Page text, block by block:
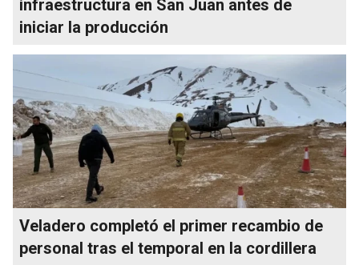
infraestructura en San Juan antes de
iniciar la producción
Veladero completó el primer recambio de
personal tras el temporal en la cordillera